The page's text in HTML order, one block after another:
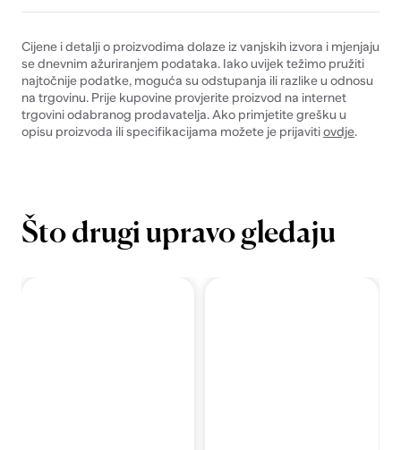
Cijene i detalji o proizvodima dolaze iz vanjskih izvora i mjenjaju
se dnevnim ažuriranjem podataka. Iako uvijek težimo pružiti
najtočnije podatke, moguća su odstupanja ili razlike u odnosu
na trgovinu. Prije kupovine provjerite proizvod na internet
trgovini odabranog prodavatelja. Ako primjetite grešku u
opisu proizvoda ili specifikacijama možete je prijavitiovdje.
Što drugi upravo gledaju